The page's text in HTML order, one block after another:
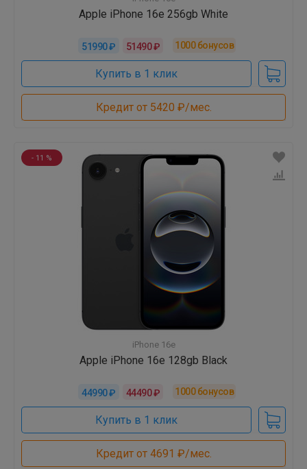
Apple iPhone 16e 256gb White
51990 ₽ 51490 ₽ 1000бонусов
Купить в 1 клик
Кредит от 5420 ₽/мес.
- 11 %
iPhone 16e
Apple iPhone 16e 128gb Black
44990 ₽ 44490 ₽ 1000бонусов
Купить в 1 клик
Кредит от 4691 ₽/мес.